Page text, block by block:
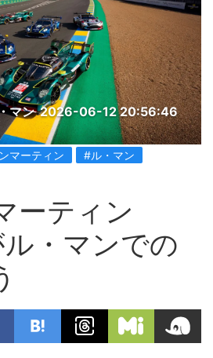
マン 2026-06-12 20:56:46
マーティン #ル・マン
ーティン
・マンでの